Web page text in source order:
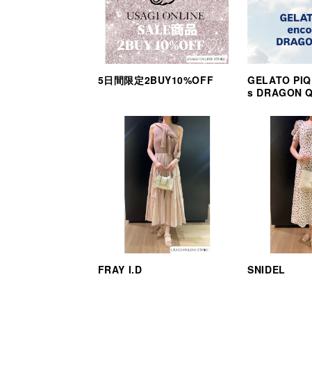
5日間限定2BUY10%OFF
GELATO
s DRAGON
FRAY I.D SNIDEL